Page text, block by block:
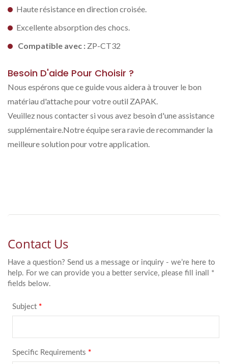
Haute résistance en direction croisée.
Excellente absorption des chocs.
Compatible avec : ZP-CT32
Besoin D'aide Pour Choisir ?
Nous espérons que ce guide vous aidera à trouver le bon
matériau d'attache pour votre outil ZAPAK.
Veuillez nous contacter si vous avez besoin d'une assistance
supplémentaire.Notre équipe sera ravie de recommander la
meilleure solution pour votre application.